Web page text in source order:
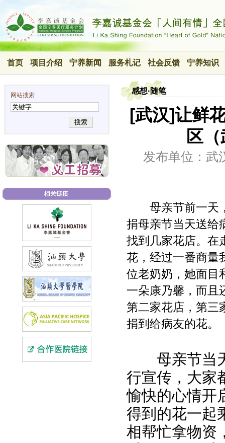
首页 项目介绍 宁养新闻 服务札记 社会反馈 宁养知识
网站搜索
搜索
感想·随笔
[武汉]让鲜
区
发布单位：武
母亲节前一天，
捐母亲节当天送给
找到几家花店。在
花，经过一番商量
位老奶奶，她面目
一朵康乃馨，而且
第二家花店，第三
捐到给病友的花。
母亲节当天
行宣传，大家
愉快的心情开
得到的花一起
相帮忙拿物资